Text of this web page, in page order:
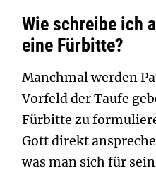
Wie schreibe ich
eine Fürbitte?
Manchmal werden
Vorfeld der Taufe
Fürbitte zu
Gott direkt
was man sich für